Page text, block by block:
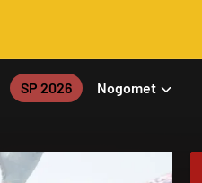
SP 2026 Nogomet